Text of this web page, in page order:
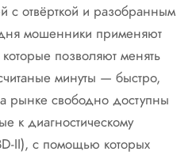
с отвёрткой и разобранным
мошенники применяют
позволяют менять
минуты — быстро,
рынке свободно доступны
к диагностическому
II), с помощью которых